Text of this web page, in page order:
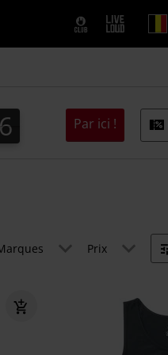
4
5
4
6
5 Par ici !
Prix